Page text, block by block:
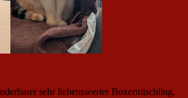
sehr liebenswerter Boxermischling.